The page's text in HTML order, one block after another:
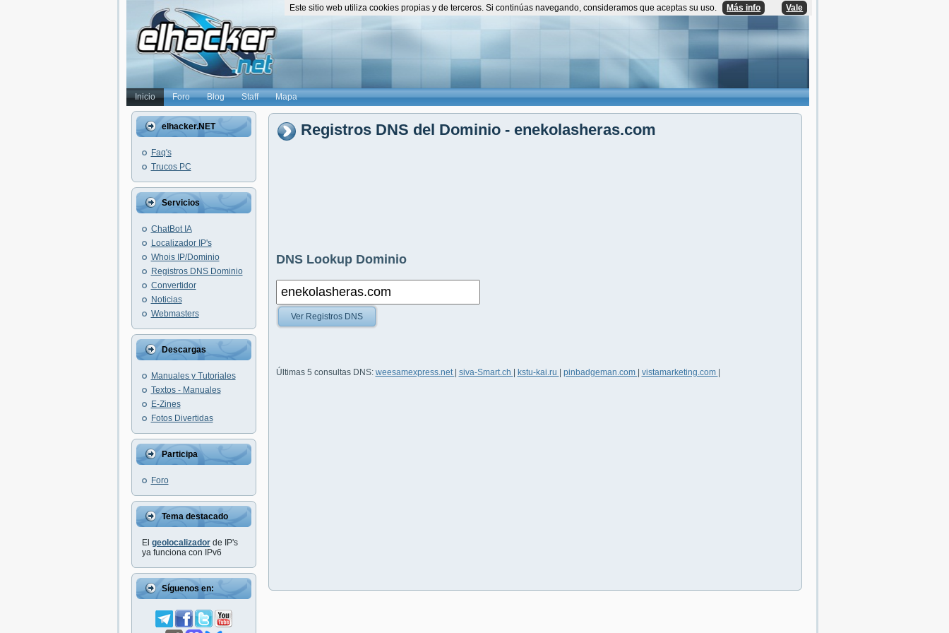
Inicio Foro Blog Staff Mapa
elhacker.NET
Faq's
Trucos PC
Servicios
ChatBot IA
Localizador IP's
Whois IP/Dominio
Registros DNS Dominio
Convertidor
Noticias
Webmasters
Descargas
Manuales y Tutoriales
Textos - Manuales
E-Zines
Fotos Divertidas
Participa
Foro
Tema destacado
El geolocalizadorde IP's
ya funciona con IPv6
Síguenos en:
Registros DNS del Dominio - enekolasheras.com
DNS Lookup Dominio
Ver Registros DNS
Últimas 5 consultas DNS: weesamexpress.net siva-Smart.ch kstu-kai.ru pinbadgeman.com vistamarketing.com
Este sitio web utiliza cookies propias y de terceros. Si continúas navegando, consideramos que aceptas su uso. Más info Vale